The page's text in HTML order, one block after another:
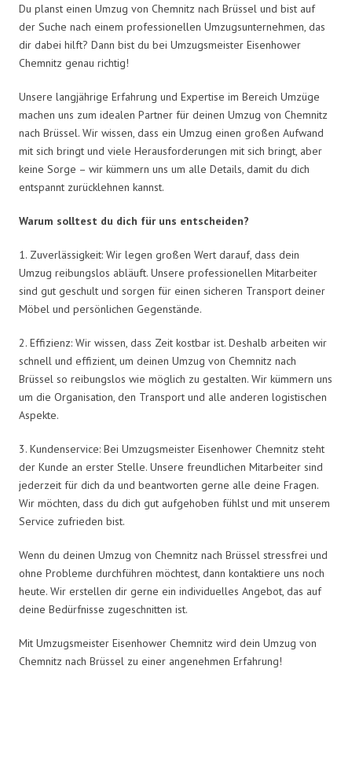
Du planst einen Umzug von Chemnitz nach Brüssel und bist auf
der Suche nach einem professionellen Umzugsunternehmen, das
dir dabei hilft? Dann bist du bei Umzugsmeister Eisenhower
Chemnitz genau richtig!
Unsere langjährige Erfahrung und Expertise im Bereich Umzüge
machen uns zum idealen Partner für deinen Umzug von Chemnitz
nach Brüssel. Wir wissen, dass ein Umzug einen großen Aufwand
mit sich bringt und viele Herausforderungen mit sich bringt, aber
keine Sorge – wir kümmern uns um alle Details, damit du dich
entspannt zurücklehnen kannst.
Warum solltest du dich für uns entscheiden?
1. Zuverlässigkeit: Wir legen großen Wert darauf, dass dein
Umzug reibungslos abläuft. Unsere professionellen Mitarbeiter
sind gut geschult und sorgen für einen sicheren Transport deiner
Möbel und persönlichen Gegenstände.
2. Effizienz: Wir wissen, dass Zeit kostbar ist. Deshalb arbeiten wir
schnell und effizient, um deinen Umzug von Chemnitz nach
Brüssel so reibungslos wie möglich zu gestalten. Wir kümmern uns
um die Organisation, den Transport und alle anderen logistischen
Aspekte.
3. Kundenservice: Bei Umzugsmeister Eisenhower Chemnitz steht
der Kunde an erster Stelle. Unsere freundlichen Mitarbeiter sind
jederzeit für dich da und beantworten gerne alle deine Fragen.
Wir möchten, dass du dich gut aufgehoben fühlst und mit unserem
Service zufrieden bist.
Wenn du deinen Umzug von Chemnitz nach Brüssel stressfrei und
ohne Probleme durchführen möchtest, dann kontaktiere uns noch
heute. Wir erstellen dir gerne ein individuelles Angebot, das auf
deine Bedürfnisse zugeschnitten ist.
Mit Umzugsmeister Eisenhower Chemnitz wird dein Umzug von
Chemnitz nach Brüssel zu einer angenehmen Erfahrung!